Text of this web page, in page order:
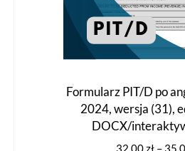
Formularz PIT/D po
2024, wersja (31),
DOCX/
32,00zł –